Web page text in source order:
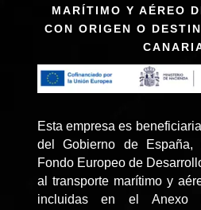
MARÍTIMO Y AÉREO
CON ORIGEN O
Esta empresa es
del Gobierno de España,
Fondo Europeo de
al transporte marítimo y
incluidas en el